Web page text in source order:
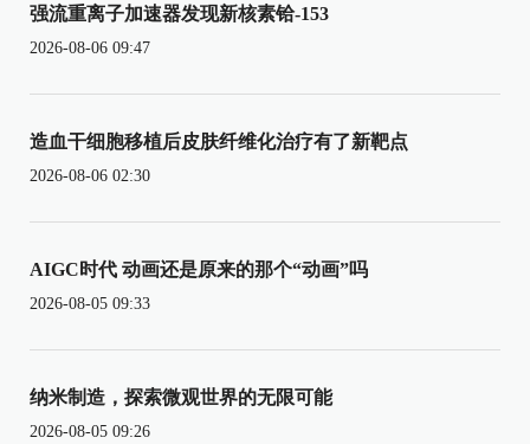
强流重离子加速器发现新核素铪-153
2026-08-06 09:47
造血干细胞移植后皮肤纤维化治疗有了新靶点
2026-08-06 02:30
AIGC时代 动画还是原来的那个“动画”吗
2026-08-05 09:33
纳米制造，探索微观世界的无限可能
2026-08-05 09:26